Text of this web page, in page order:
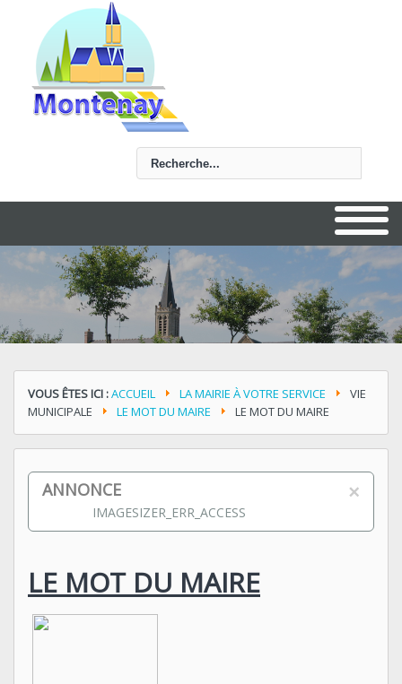
VOUS ÊTES ICI :ACCUEIL LA MAIRIE À VOTRE SERVICE
VIE
MUNICIPALE
LE MOT DU MAIRE LE MOT DU MAIRE
×
ANNONCE
IMAGESIZER_ERR_ACCESS
LE MOT DU MAIRE